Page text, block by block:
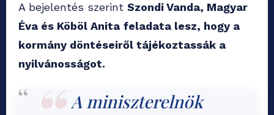
A bejelentés szerint Szondi Vanda, Magyar
Éva és Köböl Anita feladata lesz, hogy a
kormány döntéseiről tájékoztassák a
nyilvánosságot.
A miniszterelnök